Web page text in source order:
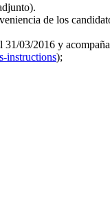
de los
31/03/2016 y
instructions);